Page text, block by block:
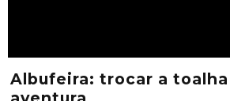
Albufeira: trocar a toalha